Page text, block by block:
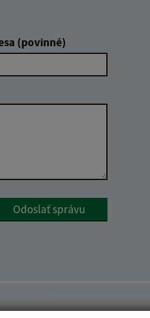
(povinné)
Odoslať správu